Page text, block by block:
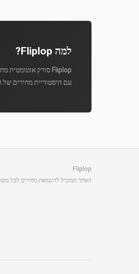
למה Fliplop?
Fliplop סורק אוטומטית מחירים מ-25+ חנויות לגו ישראליות מספר פעמים ביום.
עם היסטוריית מחירים
Fliplop
האתר המוביל להשוואת מחירים לכל